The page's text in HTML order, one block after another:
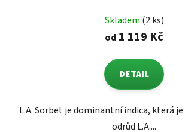
Skladem (2 ks)
od 1 119 Kč
DETAIL
L.A. Sorbet je dominantní indica, která
odrůd L.A....